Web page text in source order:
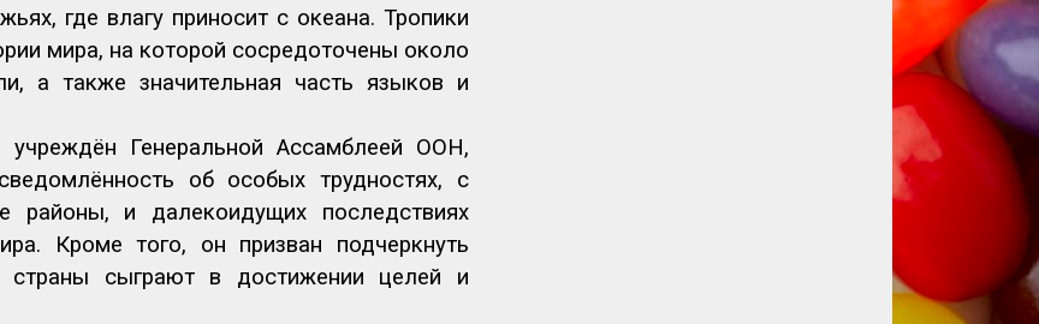
где влагу приносит с океана. Тропики
мира, на которой сосредоточены около
а также значительная часть языков и
Генеральной Ассамблеей ООН,
об особых трудностях, с
районы, и далекоидущих последствиях
Кроме того, он призван подчеркнуть
страны сыграют в достижении целей и